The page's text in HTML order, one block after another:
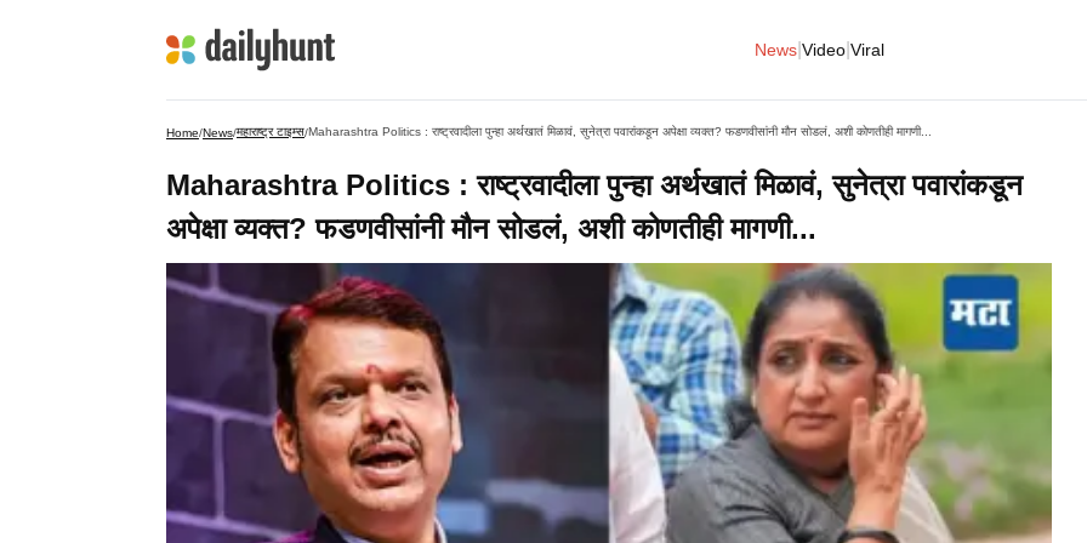
News Video Viral
Home/News/महाराष्ट्र टाइम्स/Maharashtra Politics : राष्ट्रवादीला पुन्हा अर्थखातं मिळावं, सुनेत्रा पवारांकडून अपेक्षा व्यक्त? फडणवीसांनी मौन सोडलं, अशी कोणतीही मागणी...
Maharashtra Politics : राष्ट्रवादीला पुन्हा अर्थखातं मिळावं, सुनेत्रा पवारांकडून
अपेक्षा व्यक्त? फडणवीसांनी मौन सोडलं, अशी कोणतीही मागणी...